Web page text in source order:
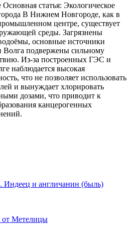
статья: Экологическое
В Нижнем Новгороде, как в
центре, существует
среды. Загрязнены
основные источники
Волга подвержены сильному
Из-за построенных ГЭС и
наблюдается высокая
что не позволяет использовать
и вынуждает хлорировать
дозами, что приводит к
канцерогенных
Индеец и англичанин (быль)
от Метелицы